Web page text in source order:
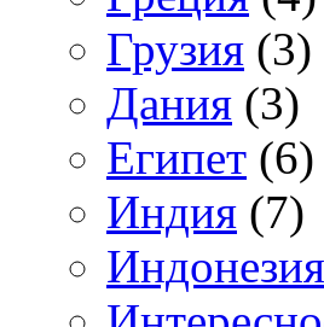
Грузия (3)
Дания (3)
Египет (6)
Индия (7)
Индонезия